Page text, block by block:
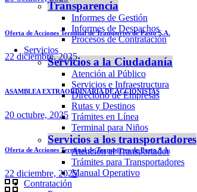
Transparencia
Informes de Gestión
Informes de Despachos
Procesos de Contratación
Servicios
Servicios a la Ciudadanía
Atención al Público
Servicios e Infraestructura
Directorio de Empresas
Rutas y Destinos
Trámites en Línea
Terminal para Niños
Servicios a los transportadores
Atención al Transportador
Trámites para Transportadores
Manual Operativo
Contratación
Oferta de Acciones Terminal de Transportes de Pasto S.A.
22 diciembre, 2025
ASAMBLEA EXTRAORDINARIA DE ACCIONISTAS
20 octubre, 2025
Oferta de Acciones Terminal de Transportes de Pasto S.A.
22 diciembre, 2025